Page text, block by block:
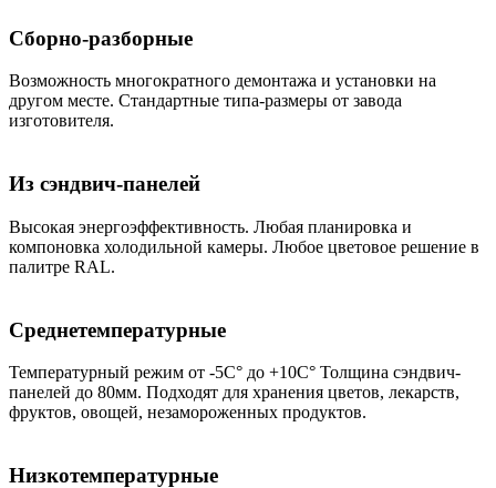
Сборно-разборные
Возможность многократного демонтажа и установки на
другом месте. Стандартные типа-размеры от завода
изготовителя.
Из сэндвич-панелей
Высокая энергоэффективность. Любая планировка и
компоновка холодильной камеры. Любое цветовое решение в
палитре RAL.
Среднетемпературные
Температурный режим от -5С° до +10С° Толщина сэндвич-
панелей до 80мм. Подходят для хранения цветов, лекарств,
фруктов, овощей, незамороженных продуктов.
Низкотемпературные